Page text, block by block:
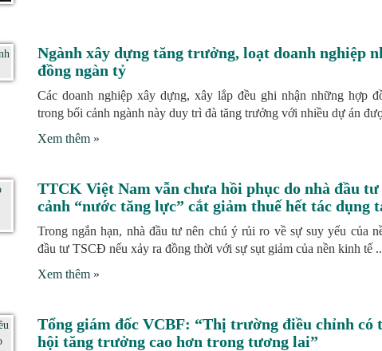
Ngành xây dựng tăng trưởng, loạt doanh nghiệp
đồng ngàn tỷ
Các doanh nghiệp xây dựng, xây lắp đều ghi nhận những hợp
trong bối cảnh ngành này duy trì đà tăng trưởng với nhiều dự án
Xem thêm »
TTCK Việt Nam vẫn chưa hồi phục do nhà đầu
cảnh “nước tăng lực” cắt giảm thuế hết tác dụng
Trong ngắn hạn, nhà đầu tư nên chú ý rủi ro về sự suy yếu của
đầu tư TSCĐ nếu xảy ra đồng thời với sự sụt giảm của nền kinh tế
Xem thêm »
Tổng giám đốc VCBF: “Thị trường điều chỉnh có
hội tăng trưởng cao hơn trong tương lai”